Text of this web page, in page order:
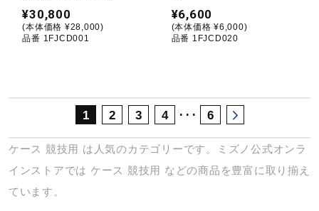
¥30,800
(本体価格 ¥28,000)
品番 1FJCD001
¥6,600
(本体価格 ¥6,000)
品番 1FJCD020
1 2 3 4 ･･･ 6
ケース 競技用 は人気のカテゴリーです。ミズノ公式オンラ
インストアでは ケース 競技用 などの商品を豊富に取り揃え
ています。